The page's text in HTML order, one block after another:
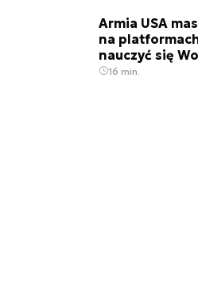
Armia USA
na
nauczyć się
16 min.